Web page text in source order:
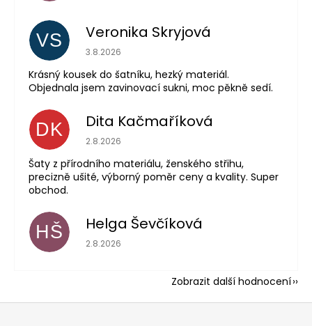
VS Veronika Skryjová
Hodnocení obchodu je 5 z 5 hvězdiček.
3.8.2026
Krásný kousek do šatníku, hezký materiál.
Objednala jsem zavinovací sukni, moc pěkně sedí.
DK Dita Kačmaříková
Hodnocení obchodu je 5 z 5 hvězdiček.
2.8.2026
Šaty z přírodního materiálu, ženského střihu,
precizně ušité, výborný poměr ceny a kvality. Super
obchod.
HŠ Helga Ševčíková
Hodnocení obchodu je 5 z 5 hvězdiček.
2.8.2026
Zobrazit další hodnocení
Z